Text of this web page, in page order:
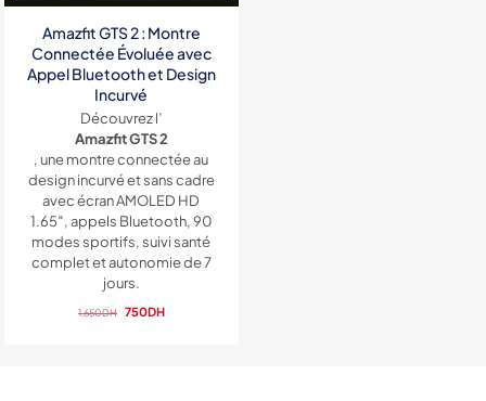
Amazfit GTS 2 : Montre
Connectée Évoluée avec
Appel Bluetooth et Design
Incurvé
Découvrez l’
Amazfit GTS 2
, une montre connectée au
design incurvé et sans cadre
avec écran AMOLED HD
1.65″, appels Bluetooth, 90
modes sportifs, suivi santé
complet et autonomie de 7
jours.
1,650DH
Le
750DHLe